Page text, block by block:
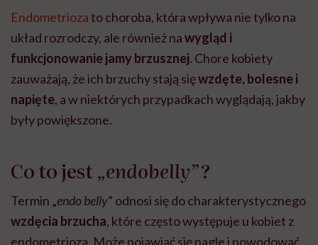
Endometriozato choroba, która wpływa nie tylko na
układ rozrodczy, ale również nawygląd i
funkcjonowanie jamy brzusznej. Chore kobiety
zauważają, że ich brzuchy stają sięwzdęte, bolesne i
napięte, a w niektórych przypadkach wyglądają, jakby
były powiększone.
Co to jest „endobelly”?
Termin „endo belly” odnosi się do charakterystycznego
wzdęcia brzucha, które często występuje u kobiet z
endometriozą. Może pojawiać się nagle i powodować,